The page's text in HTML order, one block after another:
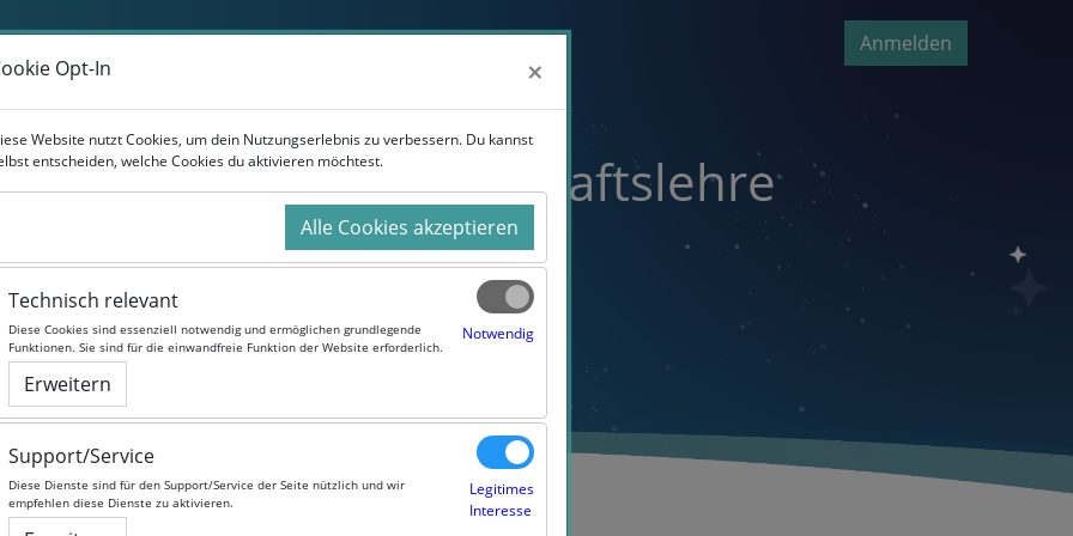
Weiterbildung Studium Für Unternehmen Anmelden
Betriebswirtschaftslehre
Ab nach oben
#Studium #Betriebswirtschaft #Wirtschaft #VFH
Opt-In ×
Website nutzt Cookies, um dein Nutzungserlebnis zu verbessern. Du kannst
entscheiden, welche Cookies du aktivieren möchtest.
Alle Cookies akzeptieren
Technisch relevant
Diese Cookies sind essenziell notwendig und ermöglichen grundlegende
Funktionen. Sie sind für die einwandfreie Funktion der Website erforderlich.
Notwendig
Erweitern
Support/Service
Diese Dienste sind für den Support/Service der Seite nützlich und wir
empfehlen diese Dienste zu aktivieren.
Legitimes
Interesse
Opt-In ×
Website nutzt Cookies, um dein Nutzungserlebnis zu verbessern. Du kannst
entscheiden, welche Cookies du aktivieren möchtest.
Alle Cookies akzeptieren
Technisch relevant
Diese Cookies sind essenziell notwendig und ermöglichen grundlegende
Funktionen. Sie sind für die einwandfreie Funktion der Website erforderlich.
Notwendig
Erweitern
Support/Service
Diese Dienste sind für den Support/Service der Seite nützlich und wir
empfehlen diese Dienste zu aktivieren.
Legitimes
Interesse